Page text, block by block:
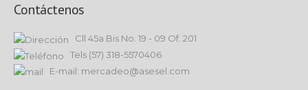
Contáctenos
Cll 45a Bis No. 19 - 09 Of. 201
Tels (57) 318-5570406
E-mail: mercadeo@asesel.com